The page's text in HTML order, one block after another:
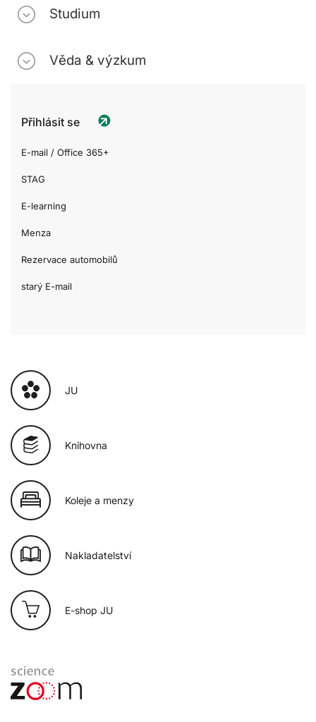
Studium
Věda & výzkum
Přihlásit se
E-mail / Office 365+
STAG
E-learning
Menza
Rezervace automobilů
starý E-mail
JU
Knihovna
Koleje a menzy
Nakladatelství
E-shop JU